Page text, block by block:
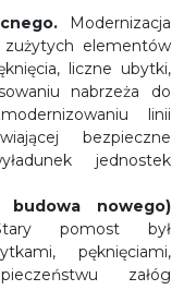
Modernizacja
elementów
liczne ubytki,
nabrzeża do
linii
bezpieczne
jednostek
budowa nowego)
pomost był
pęknięciami,
załóg